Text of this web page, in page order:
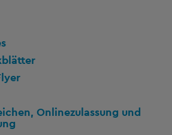
Onlinezulassung und